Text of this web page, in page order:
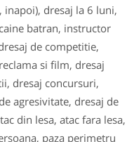
inapoi), dresaj la 6 luni,
batran, instructor
de competitie,
si film, dresaj
dresaj concursuri,
agresivitate, dresaj de
din lesa, atac fara lesa,
paza perimetru